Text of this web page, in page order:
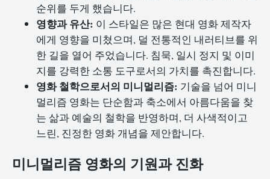
순위를 두게 했습니다.
영향과 유산: 이 스타일은 많은 현대 영화 제작자
에게 영향을 미쳤으며, 덜 전통적인 내러티브를 위
한 길을 열어 주었습니다. 침묵, 일시 정지 및 이미
지를 강력한 소통 도구로서의 가치를 촉진합니다.
영화 철학으로서의 미니멀리즘: 기술을 넘어 미니
멀리즘 영화는 단순함과 축소에서 아름다움을 찾
는 삶과 예술의 철학을 반영하며, 더 사색적이고
느린, 진정한 영화 개념을 제안합니다.
미니멀리즘 영화의 기원과 진화